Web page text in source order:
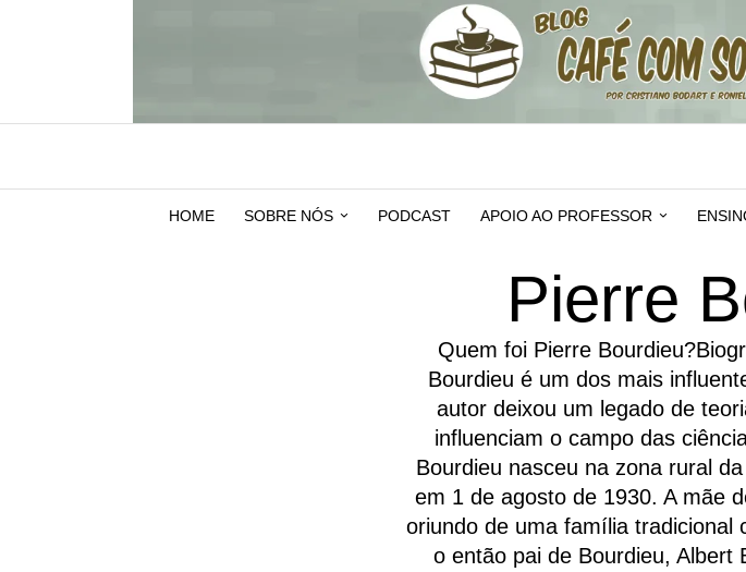
HOME SOBRE NÓS PODCAST APOIO AO PROFESSOR
Pierre
Quem foi Pierre
Bourdieu é um dos mais
autor deixou um legado de
influenciam o campo das
Bourdieu nasceu na zona rural
em 1 de agosto de 1930. A mãe
oriundo de uma família tradicional
o então pai de Bourdieu, Albert